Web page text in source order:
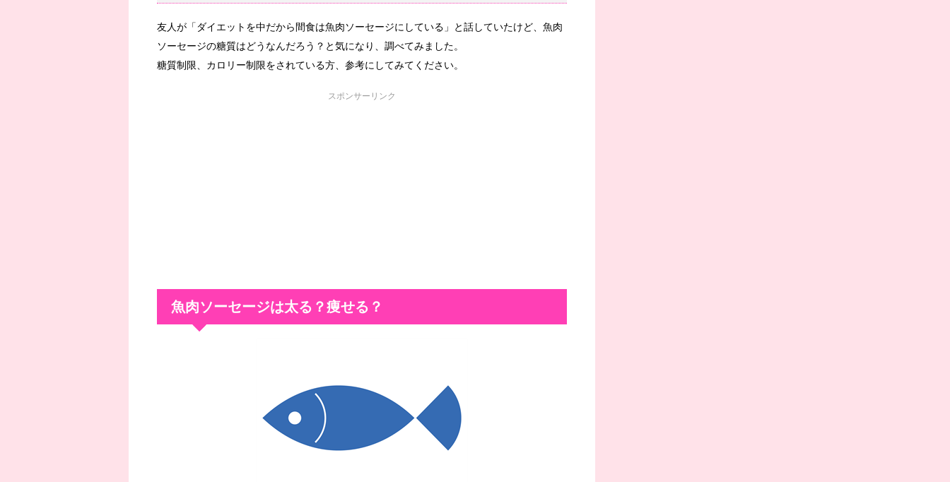
友人が「ダイエットを中だから間食は魚肉ソーセージにしている」と話していたけど、魚肉
ソーセージの糖質はどうなんだろう？と気になり、調べてみました。
糖質制限、カロリー制限をされている方、参考にしてみてください。
スポンサーリンク
魚肉ソーセージは太る？痩せる？